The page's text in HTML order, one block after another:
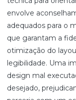
envolve
adequados para o
que garantam a
otimização do
legibilidade. Uma
design mal
desejado,